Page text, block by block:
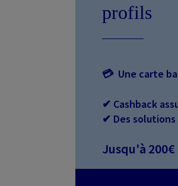
profils
💳︎ Une carte
✔ Cashback
✔ Des
Jusqu'à